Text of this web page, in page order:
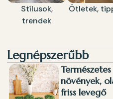
Stílusok,
trendek
Ötletek,
Legnépszerűbb
növények,
friss levegő